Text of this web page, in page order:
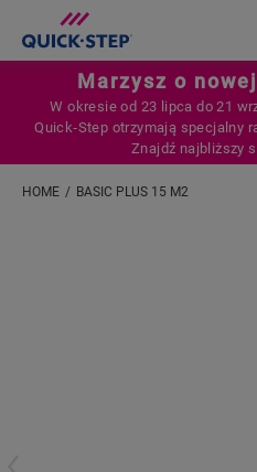
Marzysz o
W okresie od 23 lipca do 21
Quick‑Step otrzymają specjalny
Znajdź najbliższy
HOME BASIC PLUS 15 M2